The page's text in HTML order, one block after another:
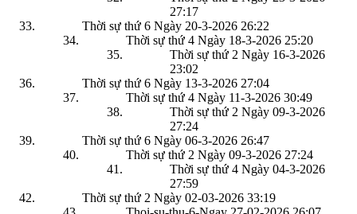
27:17
Thời sự thứ 6 Ngày 20-3-2026 26:22
Thời sự thứ 4 Ngày 18-3-2026 25:20
Thời sự thứ 2 Ngày 16-3-2026
23:02
Thời sự thứ 6 Ngày 13-3-2026 27:04
Thời sự thứ 4 Ngày 11-3-2026 30:49
Thời sự thứ 2 Ngày 09-3-2026
27:24
Thời sự thứ 6 Ngày 06-3-2026 26:47
Thời sự thứ 2 Ngày 09-3-2026 27:24
Thời sự thứ 4 Ngày 04-3-2026
27:59
Thời sự thứ 2 Ngày 02-03-2026 33:19